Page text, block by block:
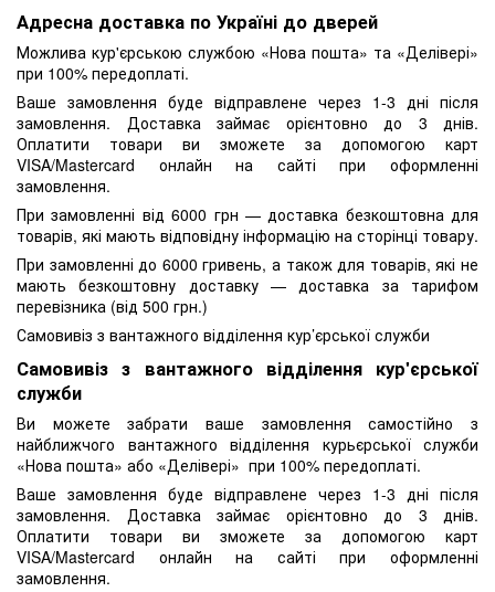
Адресна доставка по Україні до дверей
Можлива кур'єрською службою «Нова пошта» та «Делівері»
при 100% передоплаті.
Ваше замовлення буде відправлене через 1-3 дні після
замовлення. Доставка займає орієнтовно до 3 днів.
Оплатити товари ви зможете за допомогою карт
VISA/Mastercard онлайн на сайті при оформленні
замовлення.
При замовленні від 6000 грн — доставка безкоштовна для
товарів, які мають відповідну інформацію на сторінці товару.
При замовленні до 6000 гривень, а також для товарів, які не
мають безкоштовну доставку — доставка за тарифом
перевізника (від 500 грн.)
Самовивіз з вантажного відділення кур’єрської служби
Самовивіз з вантажного відділення кур'єрської
служби
Ви можете забрати ваше замовлення самостійно з
найближчого вантажного відділення курьєрської служби
«Нова пошта» або «Делівері» при 100% передоплаті.
Ваше замовлення буде відправлене через 1-3 дні після
замовлення. Доставка займає орієнтовно до 3 днів.
Оплатити товари ви зможете за допомогою карт
VISA/Mastercard онлайн на сайті при оформленні
замовлення.